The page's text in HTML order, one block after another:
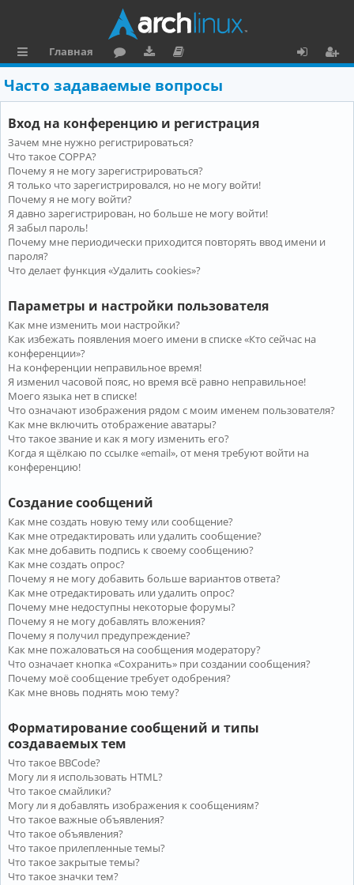
ы
л
к
и
Главная
ру
м
ру
зк
и
ку
м
е
н
та
ц
и
я
о
и
Часто задаваемые вопросы
Вход на конференцию и регистрация
Зачем мне нужно регистрироваться?
Что такое COPPA?
Почему я не могу зарегистрироваться?
Я только что зарегистрировался, но не могу войти!
Почему я не могу войти?
Я давно зарегистрирован, но больше не могу войти!
Я забыл пароль!
Почему мне периодически приходится повторять ввод имени и
пароля?
Что делает функция «Удалить cookies»?
Параметры и настройки пользователя
Как мне изменить мои настройки?
Как избежать появления моего имени в списке «Кто сейчас на
конференции»?
На конференции неправильное время!
Я изменил часовой пояс, но время всё равно неправильное!
Моего языка нет в списке!
Что означают изображения рядом с моим именем пользователя?
Как мне включить отображение аватары?
Что такое звание и как я могу изменить его?
Когда я щёлкаю по ссылке «email», от меня требуют войти на
конференцию!
Создание сообщений
Как мне создать новую тему или сообщение?
Как мне отредактировать или удалить сообщение?
Как мне добавить подпись к своему сообщению?
Как мне создать опрос?
Почему я не могу добавить больше вариантов ответа?
Как мне отредактировать или удалить опрос?
Почему мне недоступны некоторые форумы?
Почему я не могу добавлять вложения?
Почему я получил предупреждение?
Как мне пожаловаться на сообщения модератору?
Что означает кнопка «Сохранить» при создании сообщения?
Почему моё сообщение требует одобрения?
Как мне вновь поднять мою тему?
Форматирование сообщений и типы
создаваемых тем
Что такое BBCode?
Могу ли я использовать HTML?
Что такое смайлики?
Могу ли я добавлять изображения к сообщениям?
Что такое важные объявления?
Что такое объявления?
Что такое прилепленные темы?
Что такое закрытые темы?
Что такое значки тем?